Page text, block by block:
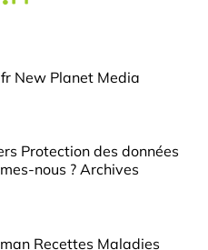
New Planet Media
Protection des données
nous ? Archives
Recettes Maladies